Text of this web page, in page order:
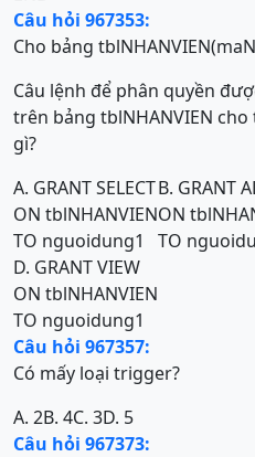
Câu hỏi 967353:
Cho bảng
Câu lệnh để phân quyền
trên bảng tblNHANVIEN
gì?
A. GRANT SELECT
ON tblNHANVIEN
TO nguoidung1
B. GRANT
ON
TO
D. GRANT VIEW
ON tblNHANVIEN
TO nguoidung1
Câu hỏi 967357:
Có mấy loại trigger?
A. 2B. 4C. 3D. 5
Câu hỏi 967373: